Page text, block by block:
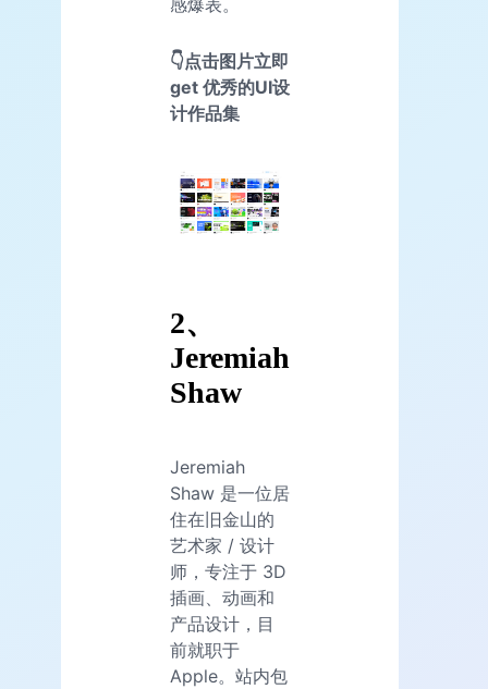
感爆表。
👇点击图片立即
get 优秀的UI设
计作品集
2、
Jeremiah
Shaw
Jeremiah
Shaw 是一位居
住在旧金山的
艺术家 / 设计
师，专注于 3D
插画、动画和
产品设计，目
前就职于
Apple。站内包